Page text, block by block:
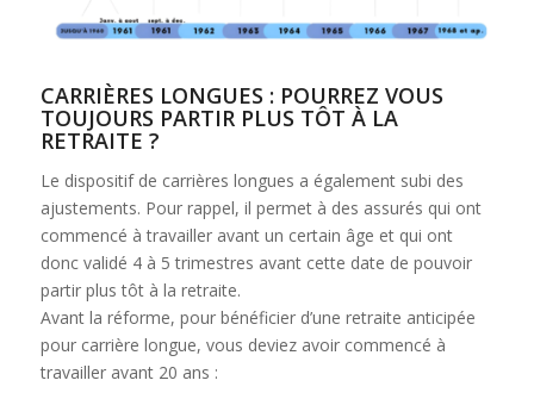
CARRIÈRES LONGUES : POURREZ VOUS
TOUJOURS PARTIR PLUS TÔT À LA
RETRAITE ?
Le dispositif de carrières longues a également subi des
ajustements. Pour rappel, il permet à des assurés qui ont
commencé à travailler avant un certain âge et qui ont
donc validé 4 à 5 trimestres avant cette date de pouvoir
partir plus tôt à la retraite.
Avant la réforme, pour bénéficier d’une retraite anticipée
pour carrière longue, vous deviez avoir commencé à
travailler avant 20 ans :